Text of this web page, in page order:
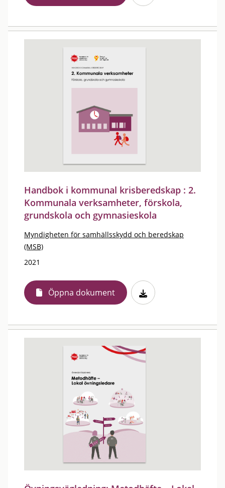
Handbok i kommunal krisberedskap : 2.
Kommunala verksamheter, förskola,
grundskola och gymnasieskola
Myndigheten för samhällsskydd och beredskap
(MSB)
2021
Öppna dokument